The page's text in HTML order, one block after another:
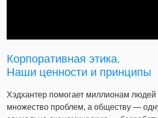
Корпоративная этика.
Наши ценности и принципы
Хэдхантер помогает миллионам
множество проблем, а обществу —